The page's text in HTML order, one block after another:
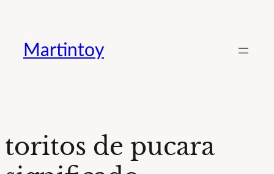
contenido
Martintoy
toritos de pucara